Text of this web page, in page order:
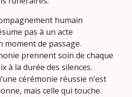
humain
pas à un acte
moment de passage.
prennent soin de chaque
à la durée des silences.
cérémonie réussie n’est
mais celle qui touche.